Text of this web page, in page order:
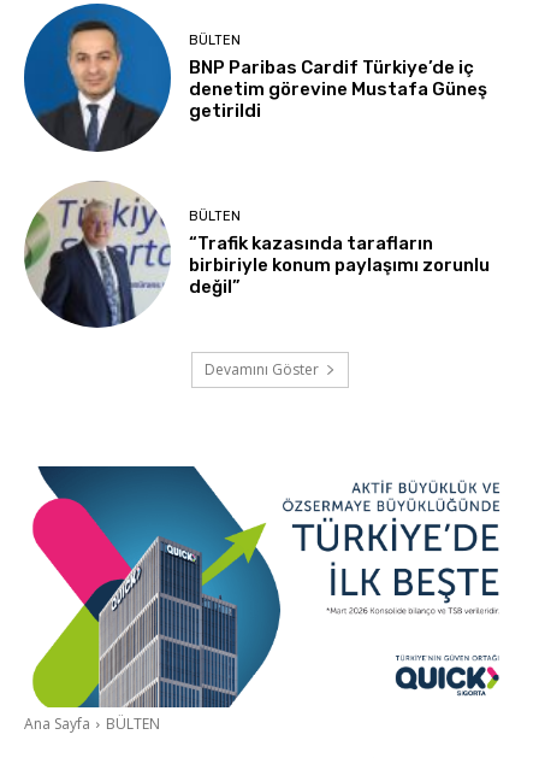
BÜLTEN
BNP Paribas Cardif Türkiye’de iç
denetim görevine Mustafa Güneş
getirildi
BÜLTEN
“Trafik kazasında tarafların
birbiriyle konum paylaşımı zorunlu
değil”
Devamını Göster